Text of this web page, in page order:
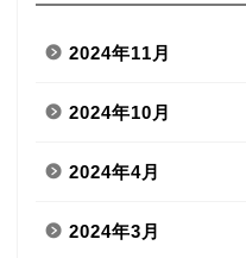
2024年11月
2024年10月
2024年4月
2024年3月